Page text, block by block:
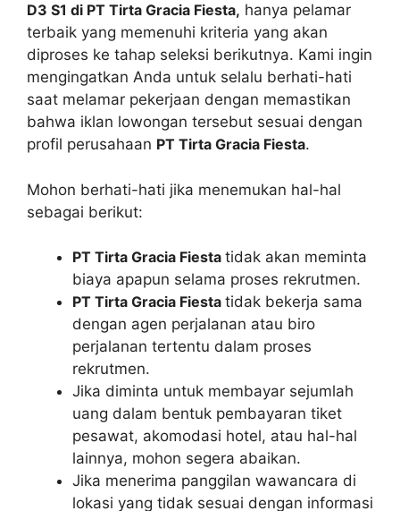
D3 S1 di PT Tirta Gracia Fiesta, hanya pelamar
terbaik yang memenuhi kriteria yang akan
diproses ke tahap seleksi berikutnya. Kami ingin
mengingatkan Anda untuk selalu berhati-hati
saat melamar pekerjaan dengan memastikan
bahwa iklan lowongan tersebut sesuai dengan
profil perusahaan PT Tirta Gracia Fiesta.
Mohon berhati-hati jika menemukan hal-hal
sebagai berikut:
PT Tirta Gracia Fiesta tidak akan meminta
biaya apapun selama proses rekrutmen.
PT Tirta Gracia Fiesta tidak bekerja sama
dengan agen perjalanan atau biro
perjalanan tertentu dalam proses
rekrutmen.
Jika diminta untuk membayar sejumlah
uang dalam bentuk pembayaran tiket
pesawat, akomodasi hotel, atau hal-hal
lainnya, mohon segera abaikan.
Jika menerima panggilan wawancara di
lokasi yang tidak sesuai dengan informasi